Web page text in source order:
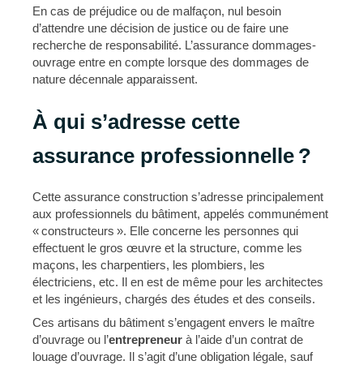
En cas de préjudice ou de malfaçon, nul besoin
d’attendre une décision de justice ou de faire une
recherche de responsabilité. L’assurance dommages-
ouvrage entre en compte lorsque des dommages de
nature décennale apparaissent.
À qui s’adresse cette
assurance professionnelle ?
Cette assurance construction s’adresse principalement
aux professionnels du bâtiment, appelés communément
« constructeurs ». Elle concerne les personnes qui
effectuent le gros œuvre et la structure, comme les
maçons, les charpentiers, les plombiers, les
électriciens, etc. Il en est de même pour les architectes
et les ingénieurs, chargés des études et des conseils.
Ces artisans du bâtiment s’engagent envers le maître
d’ouvrage ou l’entrepreneur à l’aide d’un contrat de
louage d’ouvrage. Il s’agit d’une obligation légale, sauf